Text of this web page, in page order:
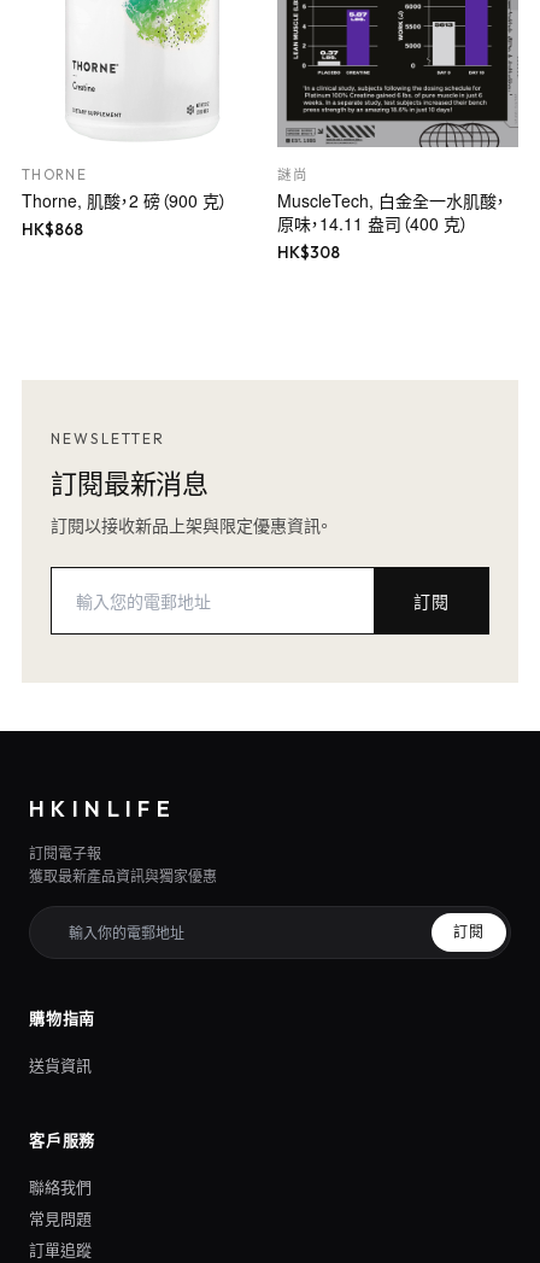
THORNE
Thorne, 肌酸，2 磅（900 克）
HK$868
謎尚
MuscleTech, 白金全一水肌酸，
原味，14.11 盎司（400 克）
HK$308
NEWSLETTER
訂閱最新消息
訂閱以接收新品上架與限定優惠資訊。
訂閱
HKINLIFE
訂閱電子報
獲取最新產品資訊與獨家優惠
訂閱
購物指南
送貨資訊
客戶服務
聯絡我們
常見問題
訂單追蹤